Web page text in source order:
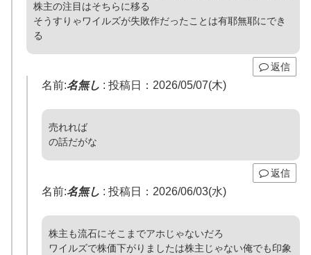
株主の注目はそちらに移る
そうすりゃワイルズが失敗作だったことは有耶無耶にでき
る
返信
名前:名無し : 投稿日：2026/05/07(木)
売れれば
の話だがな
返信
名前:名無し : 投稿日：2026/06/03(水)
株主も流石にそこまでアホじゃないだろ
ワイルズで株価下がりましたは株主じゃない俺でも印象